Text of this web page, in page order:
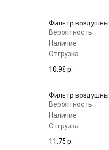
Фильтр
Вероятность
Наличие
Отгрузка
10.98 p.
Фильтр
Вероятность
Наличие
Отгрузка
11.75 p.